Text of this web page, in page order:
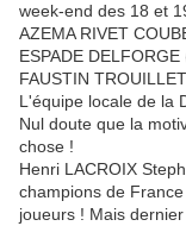
week-end des 18 et
AZEMA RIVET
ESPADE
FAUSTIN
L'équipe locale de la
Nul doute que la
chose !
Henri LACROIX
champions de
joueurs ! Mais